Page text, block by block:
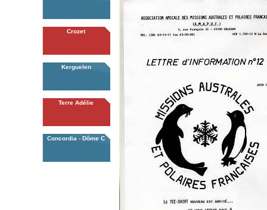
Crozet
Kerguelen
Terre Adélie
Concordia - Dôme C